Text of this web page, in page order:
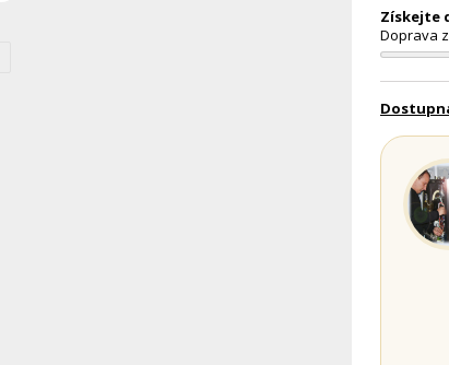
Získejte
Doprava